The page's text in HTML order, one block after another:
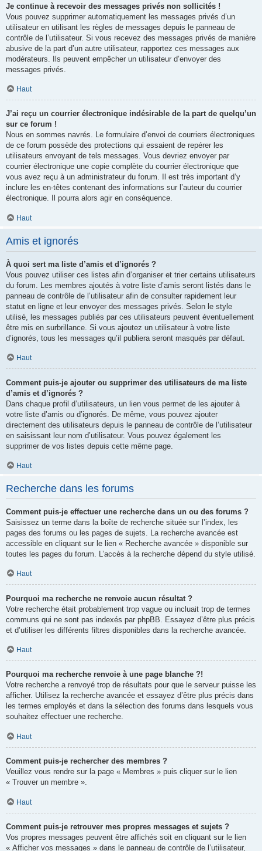
Je continue à recevoir des messages privés non sollicités !
Vous pouvez supprimer automatiquement les messages privés d’un
utilisateur en utilisant les règles de messages depuis le panneau de
contrôle de l’utilisateur. Si vous recevez des messages privés de manière
abusive de la part d’un autre utilisateur, rapportez ces messages aux
modérateurs. Ils peuvent empêcher un utilisateur d’envoyer des
messages privés.
Haut
J’ai reçu un courrier électronique indésirable de la part de quelqu’un
sur ce forum !
Nous en sommes navrés. Le formulaire d’envoi de courriers électroniques
de ce forum possède des protections qui essaient de repérer les
utilisateurs envoyant de tels messages. Vous devriez envoyer par
courrier électronique une copie complète du courrier électronique que
vous avez reçu à un administrateur du forum. Il est très important d’y
inclure les en-têtes contenant des informations sur l’auteur du courrier
électronique. Il pourra alors agir en conséquence.
Haut
Amis et ignorés
À quoi sert ma liste d’amis et d’ignorés ?
Vous pouvez utiliser ces listes afin d’organiser et trier certains utilisateurs
du forum. Les membres ajoutés à votre liste d’amis seront listés dans le
panneau de contrôle de l’utilisateur afin de consulter rapidement leur
statut en ligne et leur envoyer des messages privés. Selon le style
utilisé, les messages publiés par ces utilisateurs peuvent éventuellement
être mis en surbrillance. Si vous ajoutez un utilisateur à votre liste
d’ignorés, tous les messages qu’il publiera seront masqués par défaut.
Haut
Comment puis-je ajouter ou supprimer des utilisateurs de ma liste
d’amis et d’ignorés ?
Dans chaque profil d’utilisateurs, un lien vous permet de les ajouter à
votre liste d’amis ou d’ignorés. De même, vous pouvez ajouter
directement des utilisateurs depuis le panneau de contrôle de l’utilisateur
en saisissant leur nom d’utilisateur. Vous pouvez également les
supprimer de vos listes depuis cette même page.
Haut
Recherche dans les forums
Comment puis-je effectuer une recherche dans un ou des forums ?
Saisissez un terme dans la boîte de recherche située sur l’index, les
pages des forums ou les pages de sujets. La recherche avancée est
accessible en cliquant sur le lien « Recherche avancée » disponible sur
toutes les pages du forum. L’accès à la recherche dépend du style utilisé.
Haut
Pourquoi ma recherche ne renvoie aucun résultat ?
Votre recherche était probablement trop vague ou incluait trop de termes
communs qui ne sont pas indexés par phpBB. Essayez d’être plus précis
et d’utiliser les différents filtres disponibles dans la recherche avancée.
Haut
Pourquoi ma recherche renvoie à une page blanche ?!
Votre recherche a renvoyé trop de résultats pour que le serveur puisse les
afficher. Utilisez la recherche avancée et essayez d’être plus précis dans
les termes employés et dans la sélection des forums dans lesquels vous
souhaitez effectuer une recherche.
Haut
Comment puis-je rechercher des membres ?
Veuillez vous rendre sur la page « Membres » puis cliquer sur le lien
« Trouver un membre ».
Haut
Comment puis-je retrouver mes propres messages et sujets ?
Vos propres messages peuvent être affichés soit en cliquant sur le lien
« Afficher vos messages » dans le panneau de contrôle de l’utilisateur,